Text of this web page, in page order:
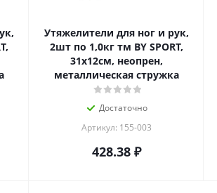
Утяжелители для ног и рук,
2шт по 1,0кг тм BY SPORT,
31x12см, неопрен,
металлическая стружка
Достаточно
Артикул: 155-003
428.38₽